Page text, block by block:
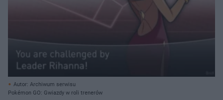
Autor: Archiwum serwisu
Pokémon GO: Gwiazdy w roli trenerów